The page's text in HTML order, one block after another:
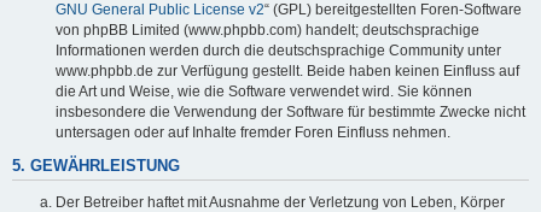
GNU General Public License v2“ (GPL) bereitgestellten Foren-Software
von phpBB Limited (www.phpbb.com) handelt; deutschsprachige
Informationen werden durch die deutschsprachige Community unter
www.phpbb.de zur Verfügung gestellt. Beide haben keinen Einfluss auf
die Art und Weise, wie die Software verwendet wird. Sie können
insbesondere die Verwendung der Software für bestimmte Zwecke nicht
untersagen oder auf Inhalte fremder Foren Einfluss nehmen.
5. GEWÄHRLEISTUNG
Der Betreiber haftet mit Ausnahme der Verletzung von Leben, Körper